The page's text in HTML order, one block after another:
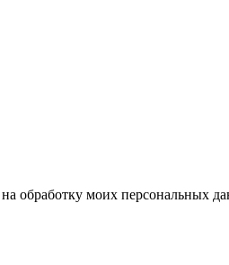
обработку моих персональных